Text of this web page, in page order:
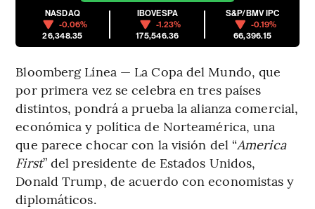
NASDAQ
-0.06%
26,348.35
IBOVESPA
-1.23%
175,546.36
S&P/BMV IPC
-0.19%
66,396.15
Bloomberg Línea — La Copa del Mundo, que
por primera vez se celebra en tres países
distintos, pondrá a prueba la alianza comercial,
económica y política de Norteamérica, una
que parece chocar con la visión del “America
First” del presidente de Estados Unidos,
Donald Trump, de acuerdo con economistas y
diplomáticos.